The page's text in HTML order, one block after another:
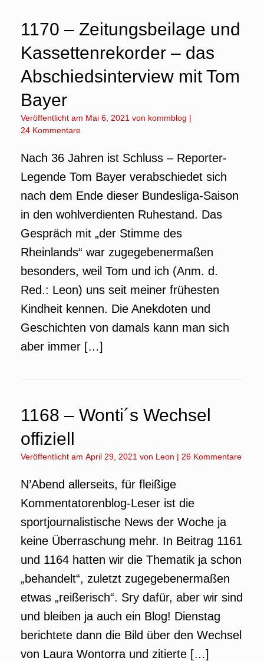
1170 – Zeitungsbeilage und
Kassettenrekorder – das
Abschiedsinterview mit Tom
Bayer
Veröffentlicht am Mai 6, 2021 von kommblog |
24 Kommentare
Nach 36 Jahren ist Schluss – Reporter-
Legende Tom Bayer verabschiedet sich
nach dem Ende dieser Bundesliga-Saison
in den wohlverdienten Ruhestand. Das
Gespräch mit „der Stimme des
Rheinlands“ war zugegebenermaßen
besonders, weil Tom und ich (Anm. d.
Red.: Leon) uns seit meiner frühesten
Kindheit kennen. Die Anekdoten und
Geschichten von damals kann man sich
aber immer […]
1168 – Wonti´s Wechsel
offiziell
Veröffentlicht am April 29, 2021 von Leon | 26 Kommentare
N’Abend allerseits, für fleißige
Kommentatorenblog-Leser ist die
sportjournalistische News der Woche ja
keine Überraschung mehr. In Beitrag 1161
und 1164 hatten wir die Thematik ja schon
„behandelt“, zuletzt zugegebenermaßen
etwas „reißerisch“. Sry dafür, aber wir sind
und bleiben ja auch ein Blog! Dienstag
berichtete dann die Bild über den Wechsel
von Laura Wontorra und zitierte […]